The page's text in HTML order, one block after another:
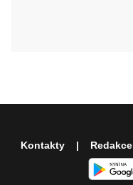
Kontakty Redakce